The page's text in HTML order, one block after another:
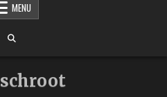
MENU
schroot